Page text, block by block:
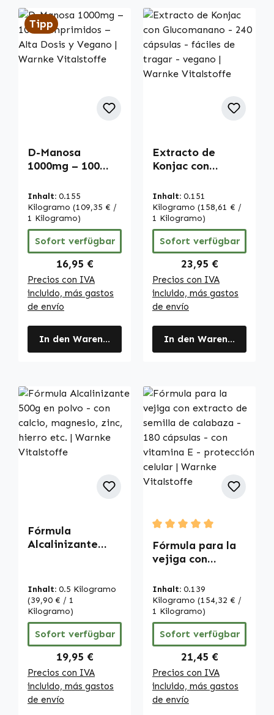
Tipp
D-Manosa
1000mg – 100
Alta Dosis y
Vegano | Warnke
Vitalstoffe
Inhalt: 0.155
Kilogramo (109,35 € /
1 Kilogramo)
Sofort verfügbar
Regulärer Preis:
16,95 €
Precios con IVA
incluido, más gastos
de envío
In den Warenkorb
Extracto de
Konjac con
240 cápsulas -
fáciles de tragar
- vegano |
Warnke
Vitalstoffe
Inhalt: 0.151
Kilogramo (158,61 € /
1 Kilogramo)
Sofort verfügbar
Regulärer Preis:
23,95 €
Precios con IVA
incluido, más gastos
de envío
In den Warenkorb
Fórmula
Alcalinizante
magnesio, zinc,
hierro etc. |
Warnke
Vitalstoffe
Inhalt: 0.5 Kilogramo
(39,90 € / 1
Kilogramo)
Sofort verfügbar
Regulärer Preis:
19,95 €
Precios con IVA
incluido, más gastos
de envío
Durchschnittliche
Fórmula para la
vejiga con
semilla de
calabaza - 180
cápsulas - con
vitamina E -
protección
celular | Warnke
Vitalstoffe
Inhalt: 0.139
Kilogramo (154,32 € /
1 Kilogramo)
Sofort verfügbar
Regulärer Preis:
21,45 €
Precios con IVA
incluido, más gastos
de envío